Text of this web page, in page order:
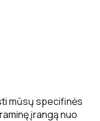
mūsų specifinės
įrangą nuo